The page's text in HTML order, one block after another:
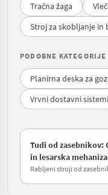
Tračna žaga
Stroj za skobljanje in
PODOBNE KATEGORIJE
Planirna deska za
Vrvni dostavni sistemi
Tudi od zasebnikov:
in lesarska
Rabljeni stroji od